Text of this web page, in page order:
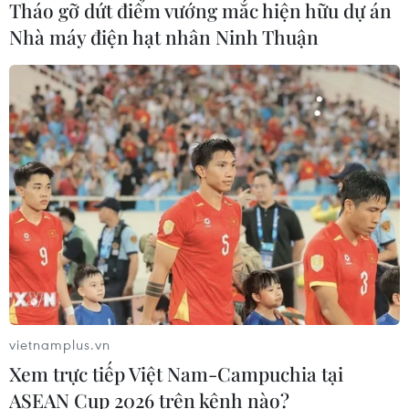
06/08/2026 04:34
Đồng Nai cảnh báo người dân không
ném vật thể vào phương tiện trên cao
tốc
06/08/2026 04:24
Tăng tốc giải phóng mặt bằng mở
rộng cao tốc Cam Lộ-La Sơn qua
thành phố Huế
06/08/2026 03:01
Tháo gỡ dứt điểm vướng mắc hiện hữu dự án
Nhà máy điện hạt nhân Ninh Thuận
vietnamplus.vn
Xem trực tiếp Việt Nam-Campuchia tại
ASEAN Cup 2026 trên kênh nào?